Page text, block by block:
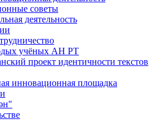
советы
деятельность
учёных АН РТ
проект идентичности текстов
инновационная площадка